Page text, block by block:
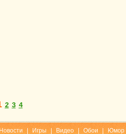
2 3 4
Новости Игры Видео Обои Юмор